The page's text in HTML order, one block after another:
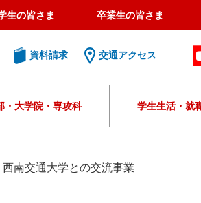
生の皆さま 卒業生の皆さま
資料請求 交通アクセス
・大学院・専攻科 学生生活・就
南交通大学との交流事業